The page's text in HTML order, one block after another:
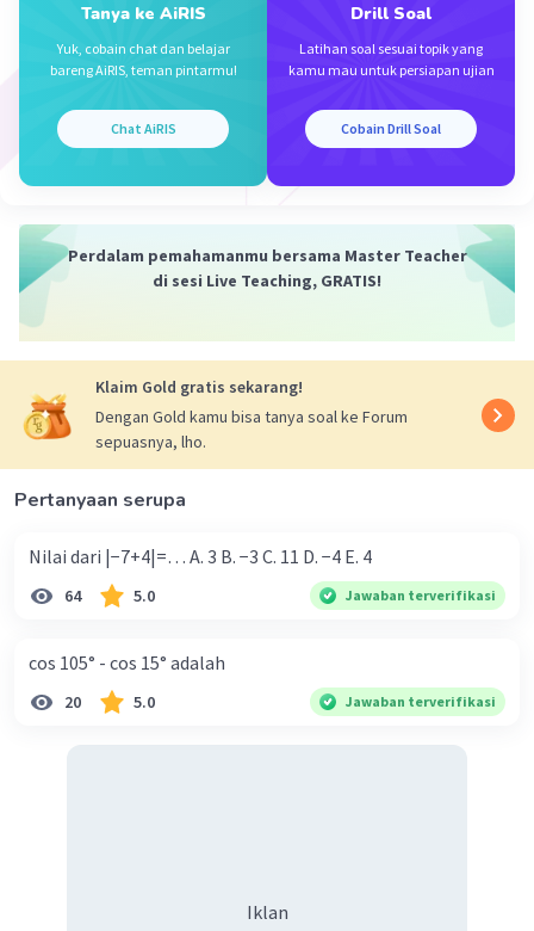
i = 1.2A
Beri Rating·0.0(0) Balas
Iklan
Tanya ke AiRIS
Yuk, cobain chat dan belajar
bareng AiRIS, teman pintarmu!
Chat AiRIS
Drill Soal
Latihan soal sesuai topik yang
kamu mau untuk persiapan ujian
Cobain Drill Soal
Perdalam pemahamanmu bersama Master Teacher
di sesi Live Teaching, GRATIS!
Klaim Gold gratis sekarang!
Dengan Gold kamu bisa tanya soal ke Forum
sepuasnya, lho.
Pertanyaan serupa
Nilai dari |−7+4|=… A. 3 B. −3 C. 11 D. −4 E. 4
64 5.0 Jawaban terverifikasi
cos 105° - cos 15° adalah
20 5.0 Jawaban terverifikasi
Iklan